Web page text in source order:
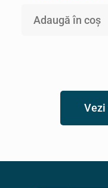
Adaugă în coș
Vezi